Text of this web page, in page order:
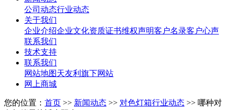
公司动态行业动态
关于我们
企业介绍企业文化资质证书维权声明客户名录客户心声
联系我们
技术支持
联系我们
网站地图天友利旗下网站
网上商城
您的位置： 首页 >> 新闻动态 >> 对色灯箱行业动态 >> 哪种对